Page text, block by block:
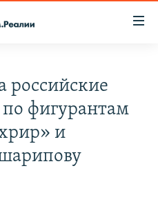
российские
фигурантам
и